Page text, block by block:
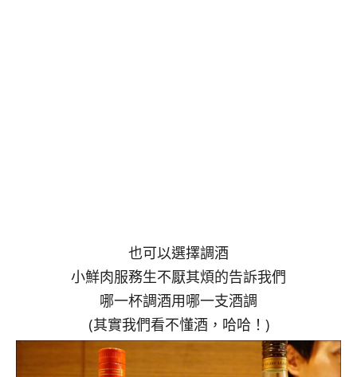
也可以選擇調酒
小鮮肉服務生不厭其煩的告訴我們
哪一杯調酒用哪一支酒調
(其實我們看不懂酒，哈哈！)